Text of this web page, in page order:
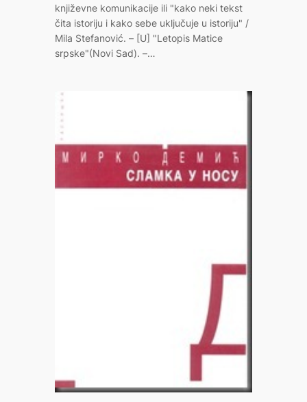
književne komunikacije ili "kako neki tekst
čita istoriju i kako sebe uključuje u istoriju" /
Mila Stefanović. – [U] "Letopis Matice
srpske"(Novi Sad). –…